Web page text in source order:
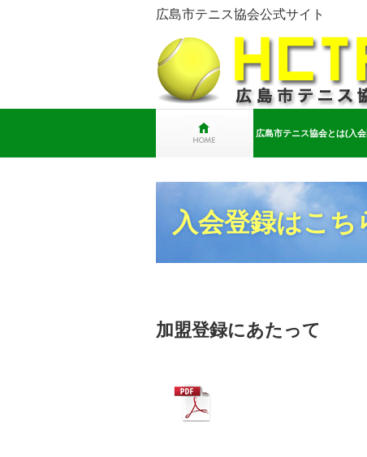
広島市テニス協会公式サイト
広島市テニス協会とは(入
入会登録はこち
加盟登録にあたって